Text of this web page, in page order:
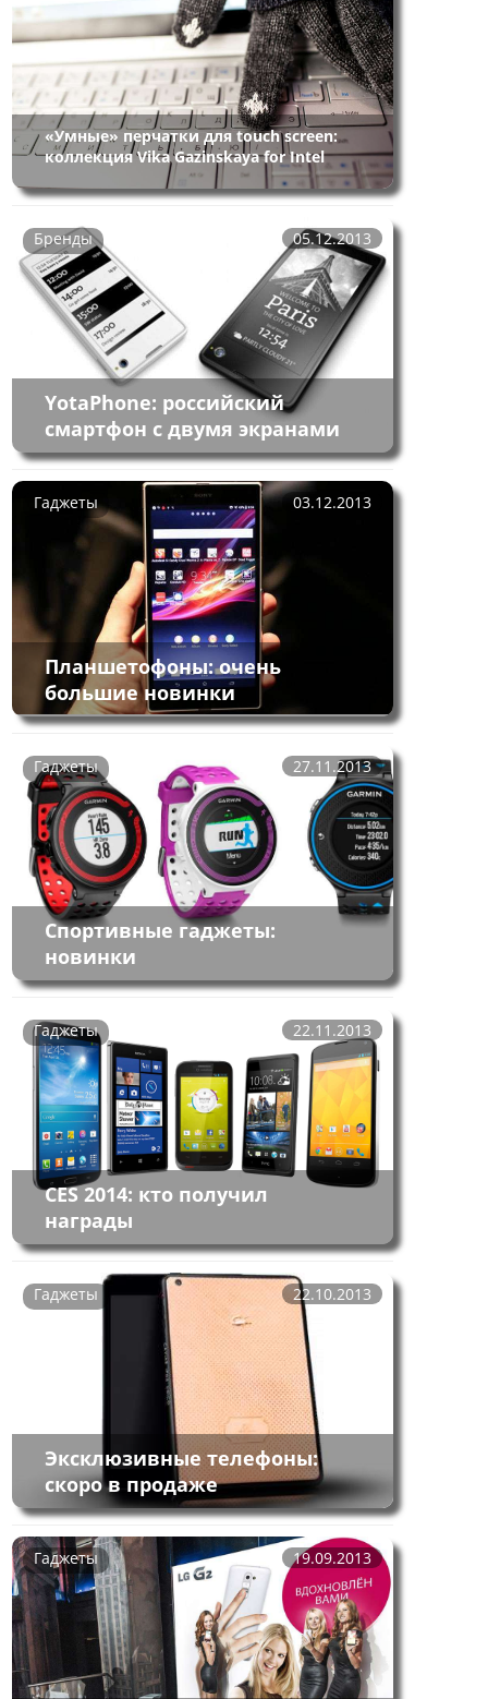
«Умные» перчатки для touch screen:
коллекция Vika Gazinskaya for Intel
Бренды 05.12.2013
YotaPhone: российский
смартфон с двумя экранами
Гаджеты 03.12.2013
Планшетофоны: очень
большие новинки
Гаджеты 27.11.2013
Спортивные гаджеты:
новинки
Гаджеты 22.11.2013
CES 2014: кто получил
награды
Гаджеты 22.10.2013
Эксклюзивные телефоны:
скоро в продаже
Гаджеты 19.09.2013